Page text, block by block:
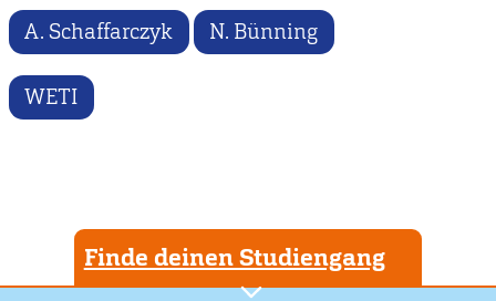
A. Schaffarczyk N. Bünning
WETI
Finde deinen Studiengang